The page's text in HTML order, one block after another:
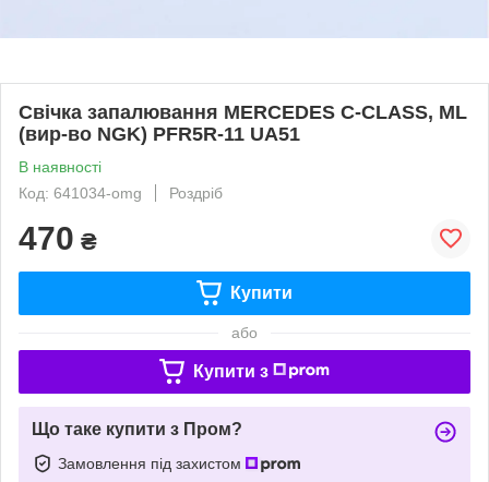
Свічка запалювання MERCEDES C-CLASS, ML
(вир-во NGK) PFR5R-11 UA51
В наявності
Код: 641034-omg
Роздріб
470 ₴
Купити
або
Купити з
Що таке купити з Пром?
Замовлення під захистом